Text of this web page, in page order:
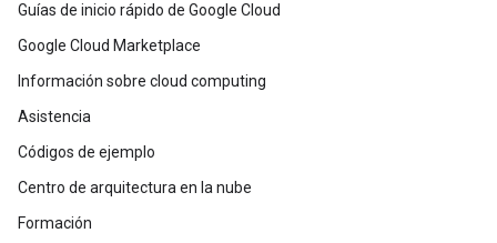
Guías de inicio rápido de Google Cloud
Google Cloud Marketplace
Información sobre cloud computing
Asistencia
Códigos de ejemplo
Centro de arquitectura en la nube
Formación